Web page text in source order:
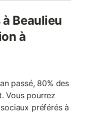
Beaulieu
à
passé, 80% des
Vous pourrez
préférés à